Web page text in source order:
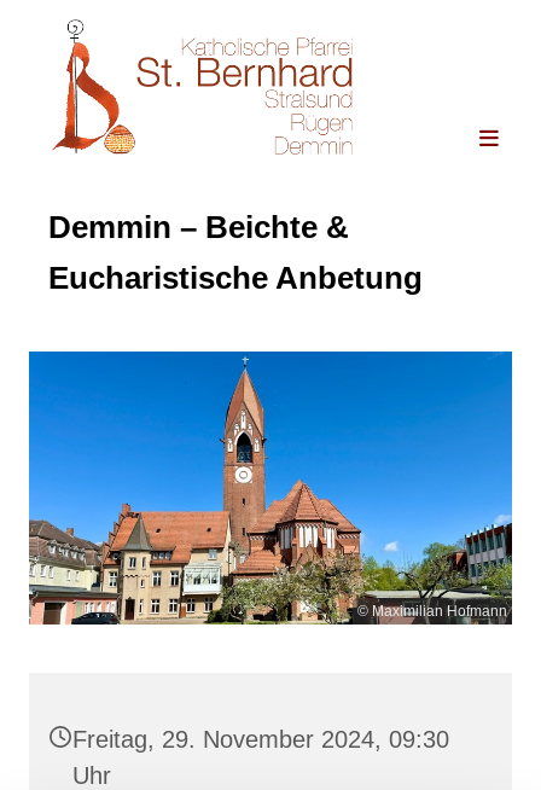
Demmin – Beichte &
Eucharistische Anbetung
© Maximilian Hofmann
Freitag, 29. November 2024, 09:30
Uhr